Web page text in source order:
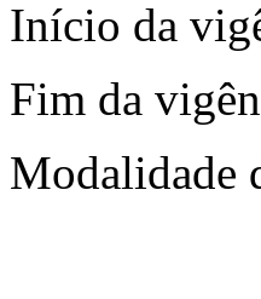
Início da
Fim da
Modalidade